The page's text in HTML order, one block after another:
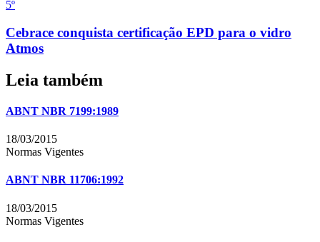
5º
Cebrace conquista certificação EPD para o vidro
Atmos
Leia também
ABNT NBR 7199:1989
18/03/2015
Normas Vigentes
ABNT NBR 11706:1992
18/03/2015
Normas Vigentes